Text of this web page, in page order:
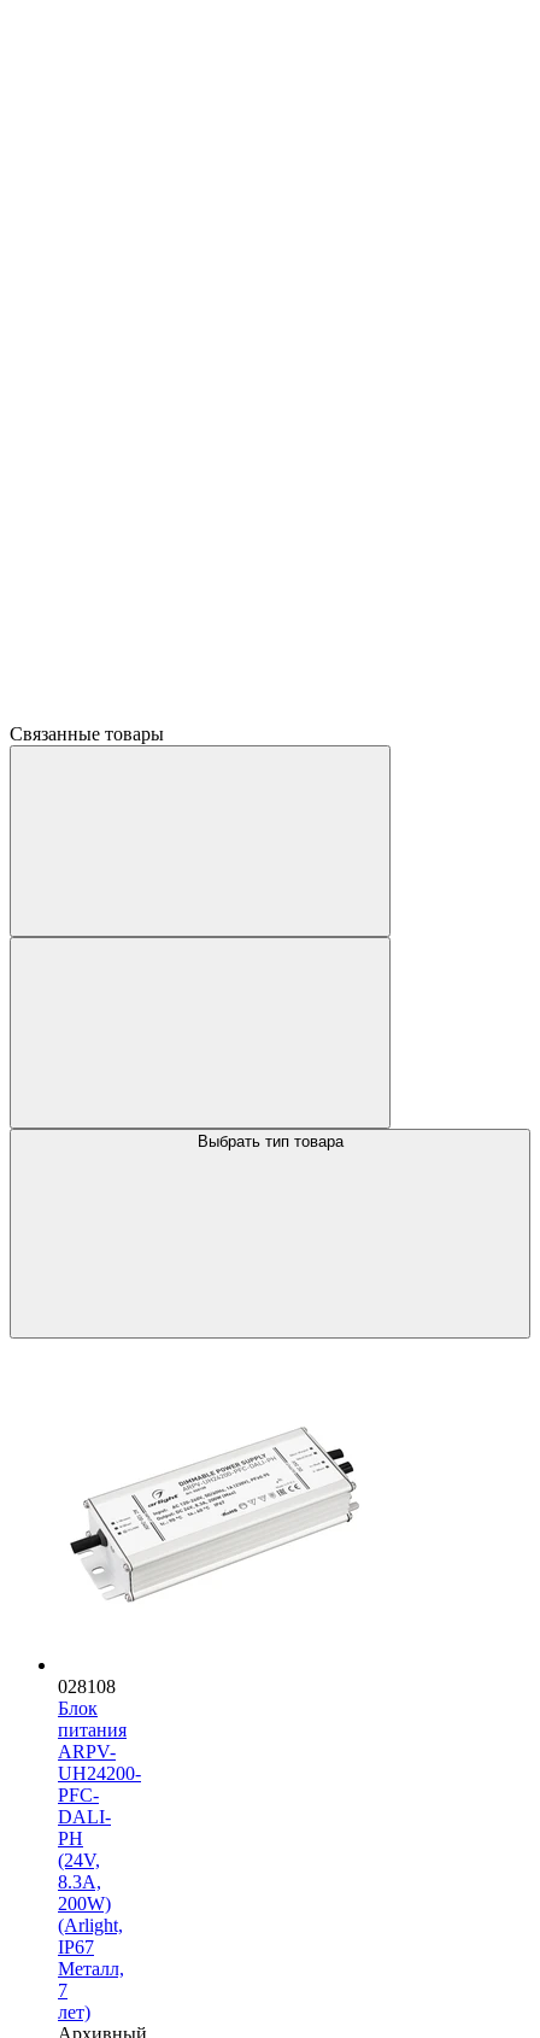
Связанные товары
Выбрать тип товара
028108
Блок
питания
ARPV-
UH24200-
PFC-
DALI-
PH
(24V,
8.3A,
200W)
(Arlight,
IP67
Металл,
7
лет)
Архивный